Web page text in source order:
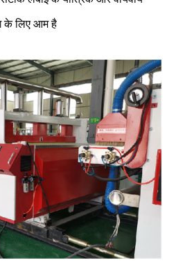
के लिए आम है